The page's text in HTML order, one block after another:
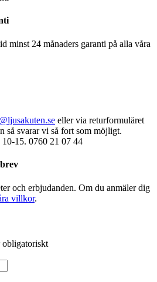
minst 24 månaders garanti på alla våra
eller via returformuläret
så svarar vi så fort som möjligt.
15. 0760 21 07 44
och erbjudanden. Om du anmäler dig
villkor.
obligatoriskt